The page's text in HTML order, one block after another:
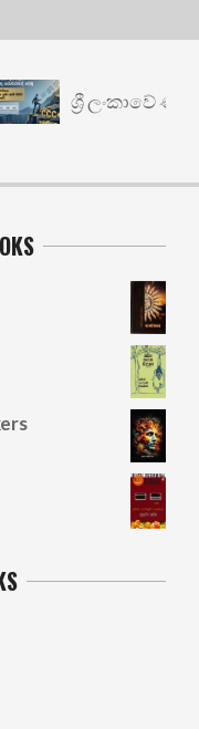
ශ්‍රී ලංකාවේ ණය